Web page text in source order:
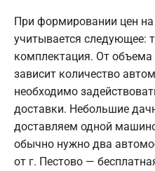
При формировании цен
учитывается следующее:
комплектация. От
зависит количество
необходимо
доставки. Небольшие
доставляем одной
обычно нужно два
от г. Пестово —